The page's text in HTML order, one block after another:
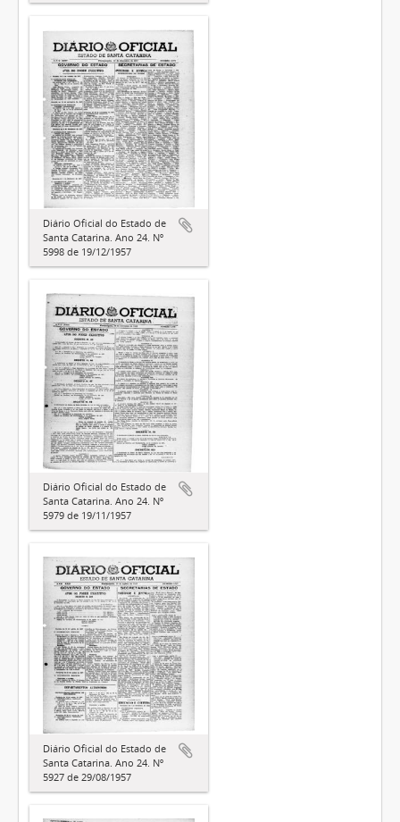
Diário Oficial do Estado de
Santa Catarina. Ano 24. Nº
5998 de 19/12/1957
Diário Oficial do Estado de
Santa Catarina. Ano 24. Nº
5979 de 19/11/1957
Diário Oficial do Estado de
Santa Catarina. Ano 24. Nº
5927 de 29/08/1957